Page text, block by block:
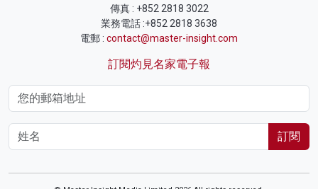
傳真 : +852 2818 3022
業務電話 :+852 2818 3638
電郵 : contact@master-insight.com
訂閱灼見名家電子報
訂閱